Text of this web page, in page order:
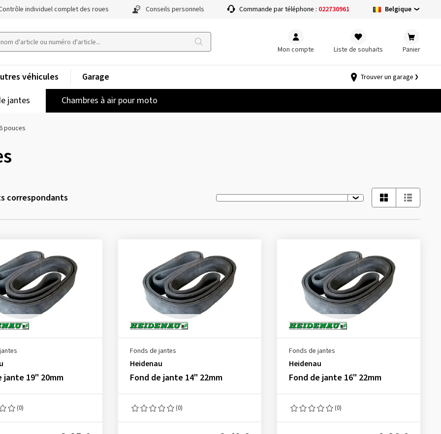
individuel complet des roues Conseils personnels Commande par téléphone : 022730961 Belgique
Mon compte Liste de souhaits Panier
jantes Chambres à air pour moto
véhicules Garage Trouver un garage
pouces
correspondants
jante 19" 20mm
(0)
Fonds de jantes
Heidenau
Fond de jante 14" 22mm
(0)
Fonds de jantes
Heidenau
Fond de jante 16" 22mm
(0)